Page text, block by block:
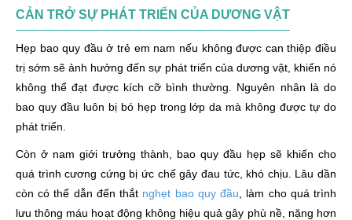
CẢN TRỞ SỰ PHÁT TRIỂN CỦA DƯƠNG VẬT
Hẹp bao quy đầu ở trẻ em nam nếu không được can thiệp điều
trị sớm sẽ ảnh hưởng đến sự phát triển của dương vật, khiến nó
không thể đạt được kích cỡ bình thường. Nguyên nhân là do
bao quy đầu luôn bị bó hẹp trong lớp da mà không được tự do
phát triển.
Còn ở nam giới trưởng thành, bao quy đầu hẹp sẽ khiến cho
quá trình cương cứng bị ức chế gây đau tức, khó chịu. Lâu dần
còn có thể dẫn đến thắt nghẹt bao quy đầu , làm cho quá trình
lưu thông máu hoạt động không hiệu quả gây phù nề, nặng hơn